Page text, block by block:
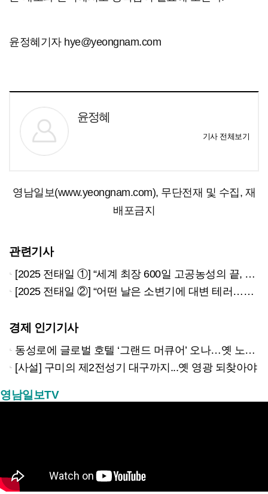
윤정혜기자 hye@yeongnam.com
윤정혜
기사 전체보기
영남일보(www.yeongnam.com), 무단전재 및 수집, 재
배포금지
관련기사
[2025 전태일 ①] “세계 최장 600일 고공농성의 끝, 먹튀방지법의 시작이길”
[2025 전태일 ②] “어떤 날은 소변기에 대변 테러…움켜쥐고 닦아내자니 눈물만”
경제 인기기사
동성로에 글로벌 호텔 ‘그랜드 머큐어’ 오나…옛 노보텔 자리 사무실 개설
[사설] 구미의 제2전성기 대구까지...옛 영광 되찾아야
영남일보TV